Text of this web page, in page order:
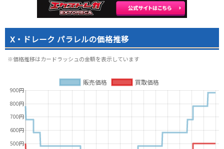
X・ドレーク パラレルの価格推移
※価格推移はカードラッシュの金額を表示しています